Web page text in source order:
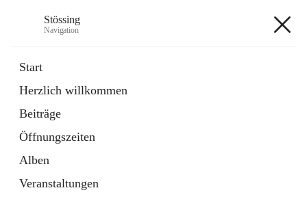
Stössing
Navigation
Start
Herzlich willkommen
Beiträge
Öffnungszeiten
Alben
Veranstaltungen
Datei
in
Tab
Kindergarten
öffnet
in
neuem
Tab